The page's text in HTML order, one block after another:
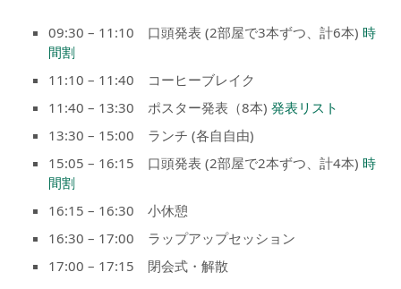
09:30 – 11:10 口頭発表 (2部屋で3本ずつ、計6本) 時
間割
11:10 – 11:40 コーヒーブレイク
11:40 – 13:30 ポスター発表（8本) 発表リスト
13:30 – 15:00 ランチ (各自自由)
15:05 – 16:15 口頭発表 (2部屋で2本ずつ、計4本) 時
間割
16:15 – 16:30 小休憩
16:30 – 17:00 ラップアップセッション
17:00 – 17:15 閉会式・解散